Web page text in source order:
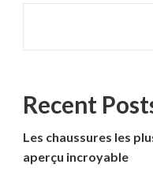
Recent
Les chaussures les
aperçu incroyable